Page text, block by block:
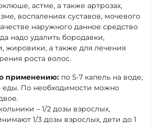
астме, а также артрозах,
воспалениях суставов, мочевого
наружного данное средство
надо удалить бородавки,
жировики, а также для лечения
роста волос.
применению: по 5-7 капель на воде,
еды. По необходимости можно
– 1/2 дозы взрослых,
1/3 дозы взрослых, дети до 1